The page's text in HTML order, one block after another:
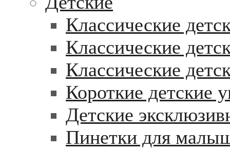
Классические
Классические
Классические
Короткие детские
Детские
Пинетки для